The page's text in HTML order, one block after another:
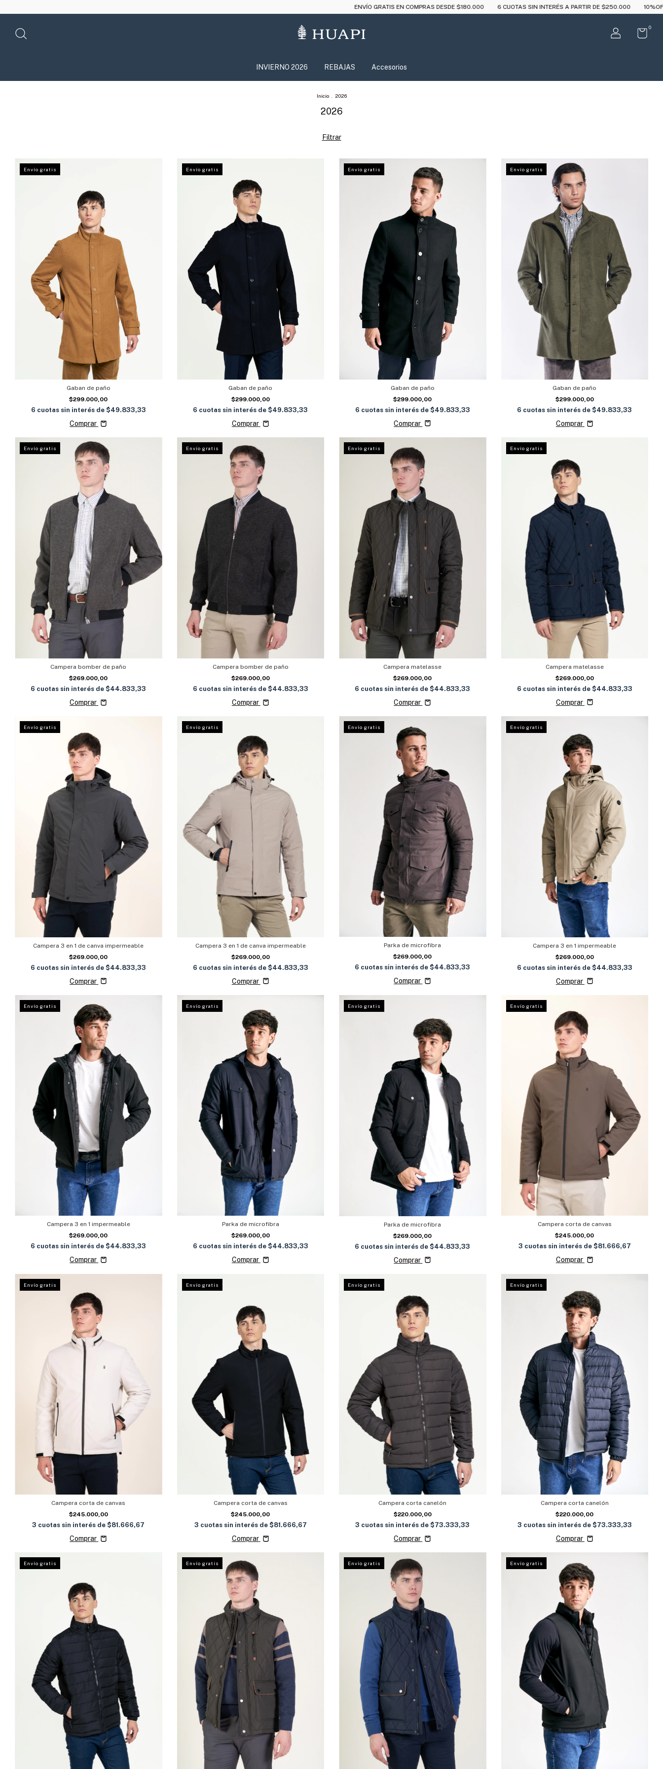
ENVÍO GRATIS EN COMPRAS DESDE $180.000 6 CUOTAS SIN INTERÉS A PARTIR DE $250.000 10%OFF CON TRANSFERENCIA
0
INVIERNO 2026 REBAJAS Accesorios
Inicio 2026
2026
Filtrar
Envío gratis
Gaban de paño
$299.000,00
6 cuotas sin interés de $49.833,33
Comprar
Envío gratis
Gaban de paño
$299.000,00
6 cuotas sin interés de$49.833,33
Comprar
Envío gratis
Gaban de paño
$299.000,00
6 cuotas sin interés de $49.833,33
Comprar
Envío gratis
Gaban de paño
$299.000,00
6 cuotas sin interés de$49.833,33
Comprar
Envío gratis
Campera bomber de paño
$269.000,00
6 cuotas sin interés de$44.833,33
Comprar
Envío gratis
Campera bomber de paño
$269.000,00
6 cuotas sin interés de $44.833,33
Comprar
Envío gratis
Campera matelasse
$269.000,00
6 cuotas sin interés de$44.833,33
Comprar
Envío gratis
Campera matelasse
$269.000,00
6 cuotas sin interés de $44.833,33
Comprar
Envío gratis
Campera 3 en 1 de canva impermeable
$269.000,00
6 cuotas sin interés de$44.833,33
Comprar
Envío gratis
Campera 3 en 1 de canva impermeable
$269.000,00
6 cuotas sin interés de $44.833,33
Comprar
Envío gratis
Parka de microfibra
$269.000,00
6 cuotas sin interés de$44.833,33
Comprar
Envío gratis
Campera 3 en 1 impermeable
$269.000,00
6 cuotas sin interés de $44.833,33
Comprar
Envío gratis
Campera 3 en 1 impermeable
$269.000,00
6 cuotas sin interés de$44.833,33
Comprar
Envío gratis
Parka de microfibra
$269.000,00
6 cuotas sin interés de $44.833,33
Comprar
Envío gratis
Parka de microfibra
$269.000,00
6 cuotas sin interés de$44.833,33
Comprar
Envío gratis
Campera corta de canvas
$245.000,00
3 cuotas sin interés de $81.666,67
Comprar
Envío gratis
Campera corta de canvas
$245.000,00
3 cuotas sin interés de$81.666,67
Comprar
Envío gratis
Campera corta de canvas
$245.000,00
3 cuotas sin interés de $81.666,67
Comprar
Envío gratis
Campera corta canelón
$220.000,00
3 cuotas sin interés de$73.333,33
Comprar
Envío gratis
Campera corta canelón
$220.000,00
3 cuotas sin interés de $73.333,33
Comprar
Envío gratis Envío gratis Envío gratis Envío gratis